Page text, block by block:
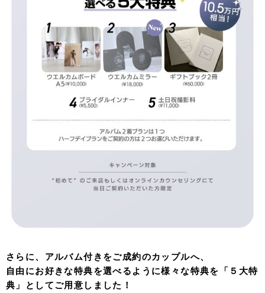
さらに、アルバム付きをご成約のカップルへ、
自由にお好きな特典を選べるように様々な特典を「５大特
典」としてご用意しました！